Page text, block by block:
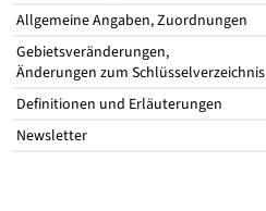
Allgemeine Angaben, Zuordnungen
Gebietsveränderungen,
Änderungen zum Schlüsselverzeichnis
Definitionen und Erläuterungen
Newsletter